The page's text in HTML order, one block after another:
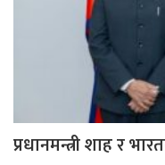
प्रधानमन्त्री शाह र